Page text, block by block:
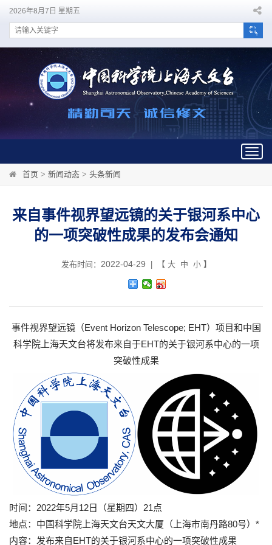
2026年8月7日 星期五
首页 > 新闻动态 > 头条新闻
来自事件视界望远镜的关于银河系中心
的一项突破性成果的发布会通知
发布时间： 2022-04-29 | 【 大 中 小】
事件视界望远镜（Event Horizon Telescope; EHT）项目和中国
科学院上海天文台将发布来自于EHT的关于银河系中心的一项
突破性成果
时间：2022年5月12日（星期四）21点
地点：中国科学院上海天文台天文大厦（上海市南丹路80号）*
内容：发布来自EHT的关于银河系中心的一项突破性成果